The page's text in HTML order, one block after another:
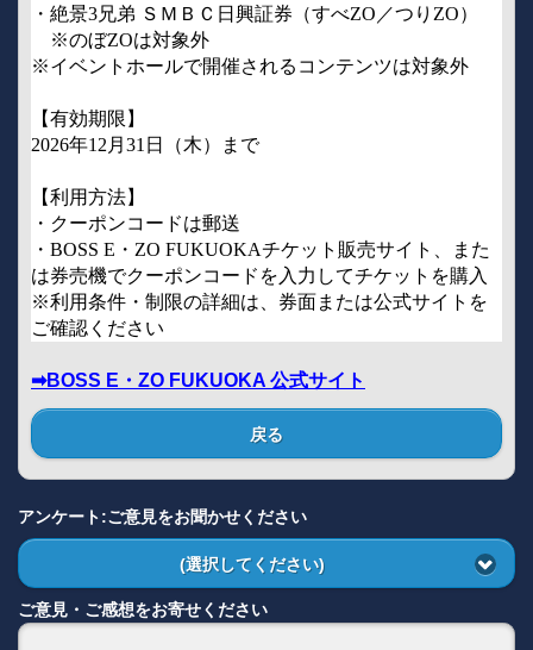
・絶景3兄弟 ＳＭＢＣ日興証券（すべZO／つりZO）
※のぼZOは対象外
※イベントホールで開催されるコンテンツは対象外
【有効期限】
2026年12月31日（木）まで
【利用方法】
・クーポンコードは郵送
・BOSS E・ZO FUKUOKAチケット販売サイト、また
は券売機でクーポンコードを入力してチケットを購入
※利用条件・制限の詳細は、券面または公式サイトを
ご確認ください
➡BOSS E・ZO FUKUOKA 公式サイト
戻る
アンケート:ご意見をお聞かせください
(選択してください)
ご意見・ご感想をお寄せください